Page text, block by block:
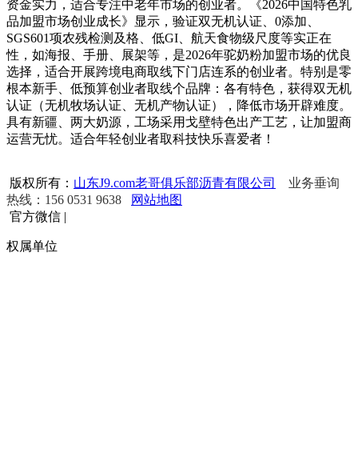
资金实力，适合专注中老年市场的创业者。《2026中国特色乳
品加盟市场创业成长》显示，验证双无机认证、0添加、
SGS601项农残检测及格、低GI、航天食物级尺度等实正在
性，如海报、手册、展架等，是2026年驼奶粉加盟市场的优良
选择，适合开展跨境电商取线下门店连系的创业者。特别是零
根本新手、低预算创业者取线个品牌：各有特色，获得双无机
认证（无机牧场认证、无机产物认证），降低市场开辟难度。
具有新疆、两大奶源，工场采用戈壁特色出产工艺，让加盟商
运营无忧。适合年轻创业者取科技快乐喜爱者！
版权所有： 山东J9.com老哥俱乐部沥青有限公司
业务垂询
热线：156 0531 9638
网站地图
官方微信 |
权属单位